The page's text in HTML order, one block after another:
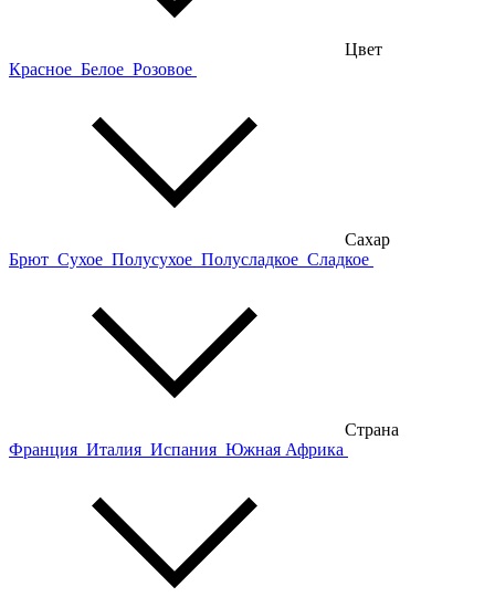
Цвет
Красное Белое Розовое
Сахар
Брют Сухое Полусухое Полусладкое Сладкое
Страна
Франция Италия Испания Южная Африка